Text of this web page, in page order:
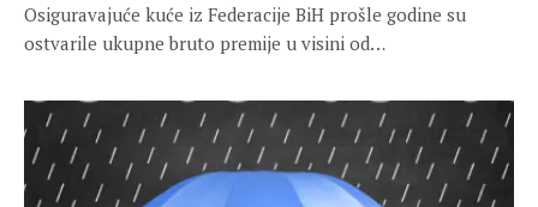
Osiguravajuće kuće iz Federacije BiH prošle godine su
ostvarile ukupne bruto premije u visini od…